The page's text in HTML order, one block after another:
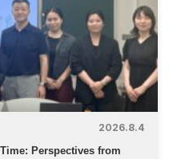
2026.8.4
Perspectives from